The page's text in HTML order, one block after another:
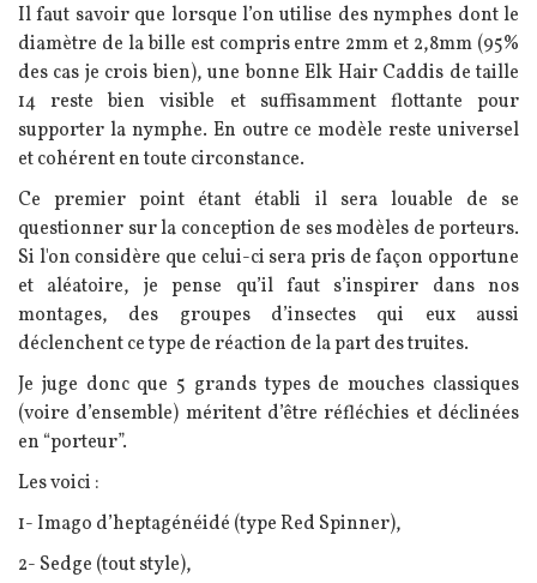
Il faut savoir que lorsque l’on utilise des nymphes dont le
diamètre de la bille est compris entre 2mm et 2,8mm (95%
des cas je crois bien), une bonne Elk Hair Caddis de taille
14 reste bien visible et suffisamment flottante pour
supporter la nymphe. En outre ce modèle reste universel
et cohérent en toute circonstance.
Ce premier point étant établi il sera louable de se
questionner sur la conception de ses modèles de porteurs.
Si l'on considère que celui-ci sera pris de façon opportune
et aléatoire, je pense qu’il faut s’inspirer dans nos
montages, des groupes d’insectes qui eux aussi
déclenchent ce type de réaction de la part des truites.
Je juge donc que 5 grands types de mouches classiques
(voire d’ensemble) méritent d’être réfléchies et déclinées
en “porteur”.
Les voici :
1- Imago d’heptagénéidé (type Red Spinner),
2- Sedge (tout style),